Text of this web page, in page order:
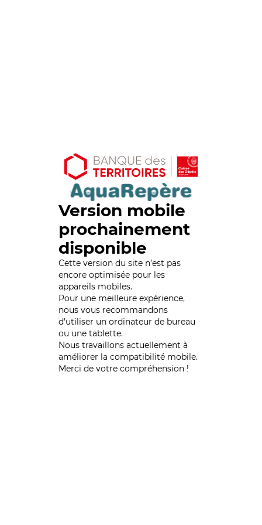
Version mobile
prochainement
disponible
Cette version du site n’est pas
encore optimisée pour les
appareils mobiles.
Pour une meilleure expérience,
nous vous recommandons
d'utiliser un ordinateur de bureau
ou une tablette.
Nous travaillons actuellement à
améliorer la compatibilité mobile.
Merci de votre compréhension !